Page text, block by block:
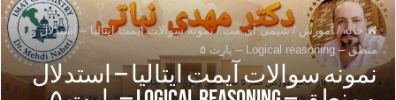
خانه / آموزش / شیمی آی مت / نمونه سوالات آیمت ایتالیا – استدلال و
منطق – Logical reasoning – پارت ۵
نمونه سوالات آیمت ایتالیا – استدلال